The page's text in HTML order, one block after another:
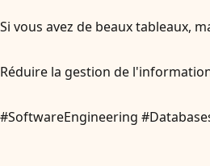
Si vous avez de beaux tableaux,
Réduire la gestion de
#SoftwareEngineering